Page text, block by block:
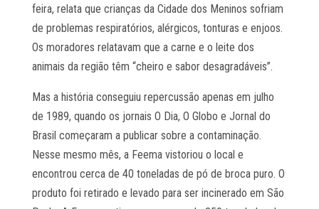
feira, relata que crianças da Cidade dos Meninos sofriam
de problemas respiratórios, alérgicos, tonturas e enjoos.
Os moradores relatavam que a carne e o leite dos
animais da região têm “cheiro e sabor desagradáveis”.
Mas a história conseguiu repercussão apenas em julho
de 1989, quando os jornais O Dia, O Globo e Jornal do
Brasil começaram a publicar sobre a contaminação.
Nesse mesmo mês, a Feema vistoriou o local e
encontrou cerca de 40 toneladas de pó de broca puro. O
produto foi retirado e levado para ser incinerado em São